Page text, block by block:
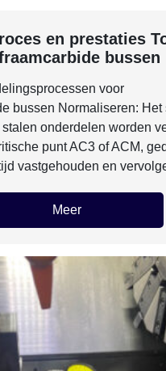
en prestaties
bussen
voor
bussen Normaliseren: Het
onderdelen worden
punt AC3 of ACM,
vastgehouden en
Meer